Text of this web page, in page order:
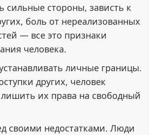
сильные стороны, зависть к
боль от нереализованных
— все это признаки
человека.
личные границы.
других, человек
лишить их права на свободный
своими недостатками. Люди